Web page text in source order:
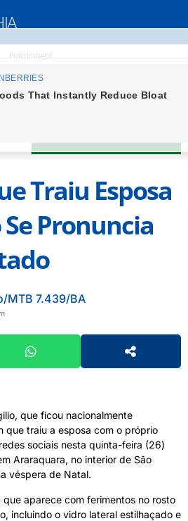
PUBLICIDADE
Traiu Esposa
Se Pronuncia
MTB 7.439/BA
que ficou nacionalmente
que traiu a esposa com o próprio
sociais nesta quinta-feira (26)
Araraquara, no interior de São
véspera de Natal.
aparece com ferimentos no rosto
incluindo o vidro lateral estilhaçado e